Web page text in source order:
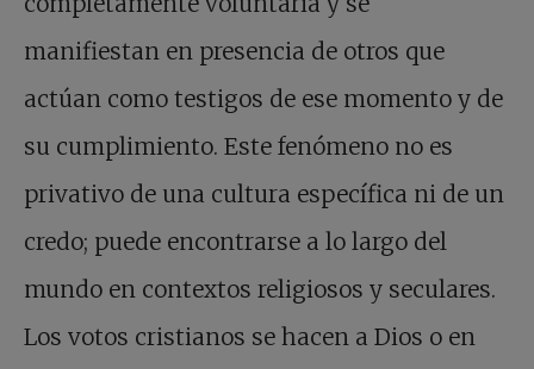
manifiestan en presencia de otros que
actúan como testigos de ese momento y de
su cumplimiento. Este fenómeno no es
privativo de una cultura específica ni de un
credo; puede encontrarse a lo largo del
mundo en contextos religiosos y seculares.
Los votos cristianos se hacen a Dios o en